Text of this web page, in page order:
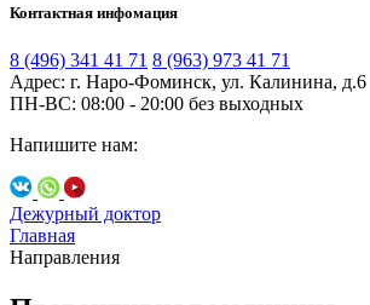
Контактная инфомация
8 (496) 341 41 71 8 (963) 973 41 71
Адрес: г. Наро-Фоминск, ул. Калинина, д.6
ПН-ВС: 08:00 - 20:00 без выходных
Напишите нам:
Дежурный доктор
Главная
Направления